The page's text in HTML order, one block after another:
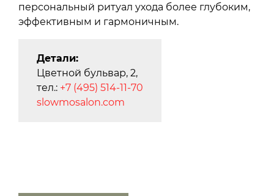
персональный ритуал ухода более глубоким,
эффективным и гармоничным.
Детали:
Цветной бульвар, 2,
тел.: +7 (495) 514-11-70
slowmosalon.com